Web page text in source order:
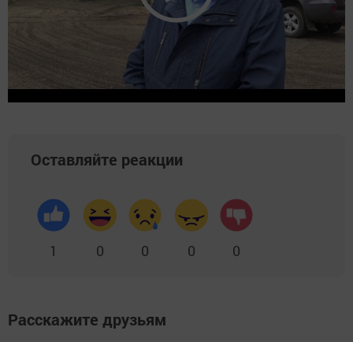
Оставляйте реакции
1 0 0 0 0
Расскажите друзьям